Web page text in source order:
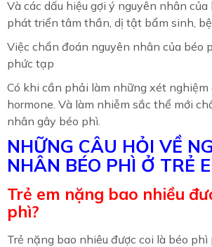
Và các dấu hiệu gợi ý nguyên nhân
phát triển tâm thần, dị tật bẩm sinh,
Việc chẩn đoán nguyên nhân của béo
phức tạp
Có khi cần phải làm những xét nghiệm
hormone. Và làm nhiễm sắc thể mới
nhân gây béo phì.
NHỮNG CÂU HỎI VỀ
NHÂN BÉO PHÌ Ở TRẺ
Trẻ em nặng bao nhiều
phì?
Trẻ nặng bao nhiêu được coi là béo